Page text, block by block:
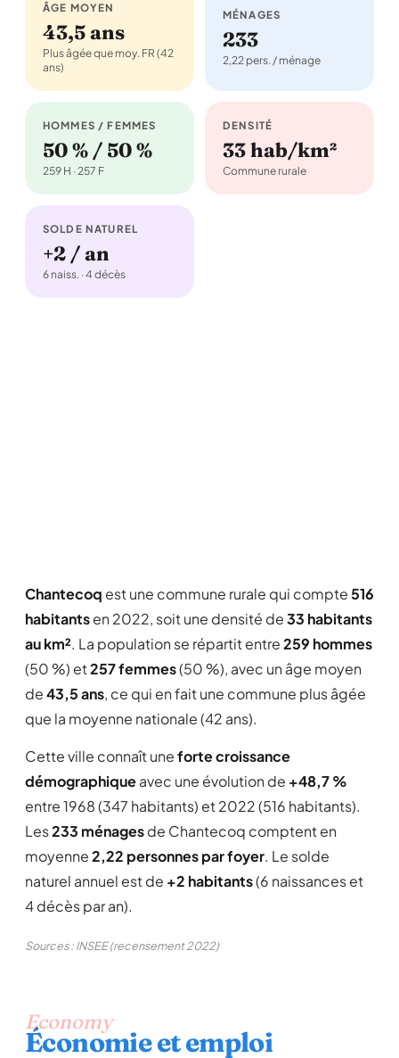
ÂGE MOYEN
43,5 ans
Plus âgée que moy. FR (42
ans)
MÉNAGES
233
2,22 pers. / ménage
HOMMES / FEMMES
50 % / 50 %
259 H · 257 F
DENSITÉ
33 hab/km²
Commune rurale
SOLDE NATUREL
+2 / an
6 naiss. · 4 décès
Chantecoq est une commune rurale qui compte516
habitantsen 2022, soit une densité de33 habitants
au km². La population se répartit entre259 hommes
(50 %) et257 femmes(50 %), avec un âge moyen
de43,5 ans, ce qui en fait une commune plus âgée
que la moyenne nationale (42 ans).
Cette ville connaît uneforte croissance
démographiqueavec une évolution de +48,7 %
entre 1968 (347 habitants) et 2022 (516 habitants).
Les233 ménagesde Chantecoq comptent en
moyenne2,22 personnes par foyer. Le solde
naturel annuel est de +2 habitants(6 naissances et
4 décès par an).
Sources : INSEE (recensement 2022)
Economy
Économie et emploi